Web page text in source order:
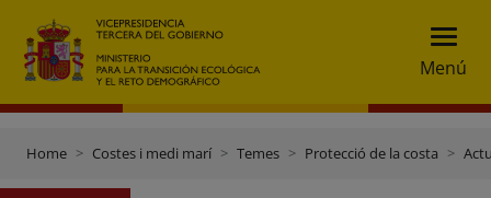
Menú
Home Costes i medi marí Temes Protecció de la costa